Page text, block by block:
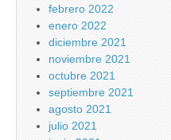
febrero 2022
enero 2022
diciembre 2021
noviembre 2021
octubre 2021
septiembre 2021
agosto 2021
julio 2021